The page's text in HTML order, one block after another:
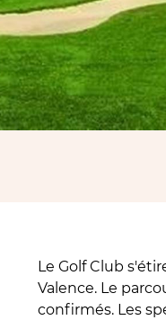
Le Golf Club
Valence. Le
confirmés. Les